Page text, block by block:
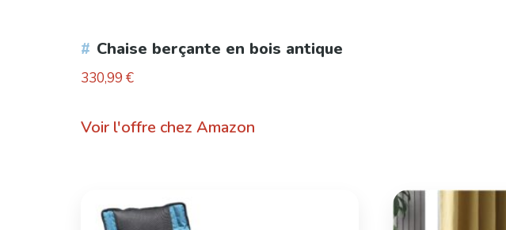
Chaise berçante en bois antique
330,99 €
Voir l'offre chez Amazon